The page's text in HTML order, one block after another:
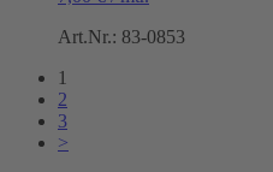
Art.Nr.: 83-0853
1
2
3
>